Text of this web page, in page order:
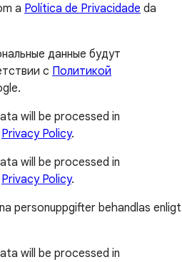
a Política de Privacidade da
данные будут
с Политикой
will be processed in
Privacy Policy.
will be processed in
Privacy Policy.
personuppgifter behandlas enligt
will be processed in